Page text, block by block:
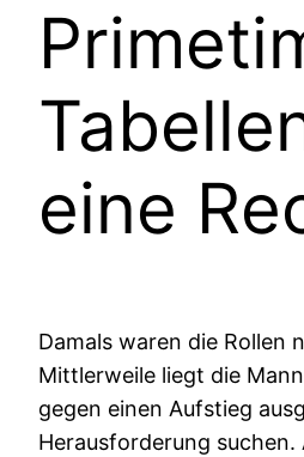
eine
Damals waren die Rollen
Mittlerweile liegt die
gegen einen Aufstieg
Herausforderung